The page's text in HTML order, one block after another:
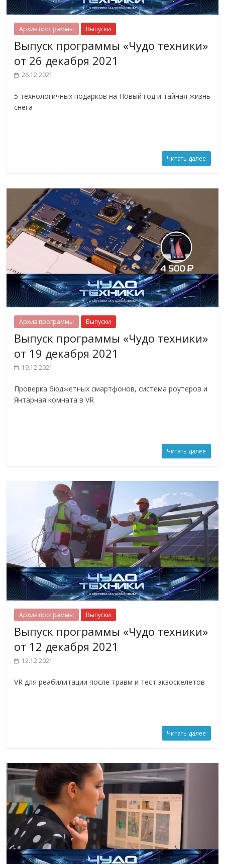
Архив программы Выпуски
Выпуск программы «Чудо техники»
от 26 декабря 2021
26.12.2021
5 технологичных подарков на Новый год и тайная жизнь
снега
Читать далее
Архив программы Выпуски
Выпуск программы «Чудо техники»
от 19 декабря 2021
19.12.2021
Проверка бюджетных смартфонов, система роутеров и
Янтарная комната в VR
Читать далее
Архив программы Выпуски
Выпуск программы «Чудо техники»
от 12 декабря 2021
12.12.2021
VR для реабилитации после травм и тест экзоскелетов
Читать далее